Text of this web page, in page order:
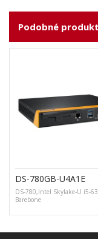
Podobné
DS-780GB-U4A1E
DS-780,Intel Skylake-U i5-
Barebone